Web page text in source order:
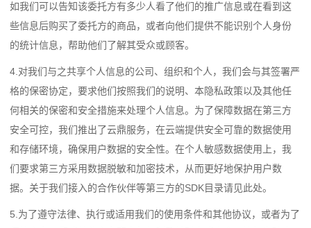
如我们可以告知该委托方有多少人看了他们的推广信息或在看到这
些信息后购买了委托方的商品，或者向他们提供不能识别个人身份
的统计信息，帮助他们了解其受众或顾客。
4.对我们与之共享个人信息的公司、组织和个人，我们会与其签署严
格的保密协定，要求他们按照我们的说明、本隐私政策以及其他任
何相关的保密和安全措施来处理个人信息。为了保障数据在第三方
安全可控，我们推出了云鼎服务，在云端提供安全可靠的数据使用
和存储环境，确保用户数据的安全性。在个人敏感数据使用上，我
们要求第三方采用数据脱敏和加密技术，从而更好地保护用户数
据。关于我们接入的合作伙伴等第三方的SDK目录请见此处。
5.为了遵守法律、执行或适用我们的使用条件和其他协议，或者为了